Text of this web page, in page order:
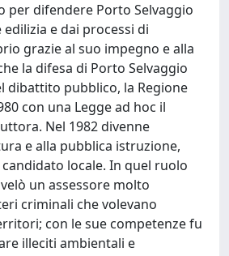
per difendere Porto Selvaggio
e dai processi di
grazie al suo impegno e alla
la difesa di Porto Selvaggio
dibattito pubblico, la Regione
con una Legge ad hoc il
Nel 1982 divenne
e alla pubblica istruzione,
locale. In quel ruolo
un assessore molto
criminali che volevano
con le sue competenze fu
illeciti ambientali e